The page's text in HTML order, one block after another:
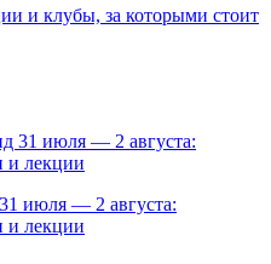
и клубы, за которыми стоит
июля — 2 августа:
и лекции